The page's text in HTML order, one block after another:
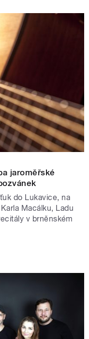
jaroměřské
do Lukavice, na
Macálku, Ladu
v brněnském